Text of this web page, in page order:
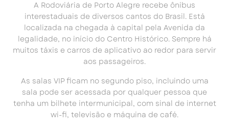
A Rodoviária de Porto Alegre recebe ônibus
interestaduais de diversos cantos do Brasil. Está
localizada na chegada à capital pela Avenida da
legalidade, no início do Centro Histórico. Sempre há
muitos táxis e carros de aplicativo ao redor para servir
aos passageiros.
As salas VIP ficam no segundo piso, incluindo uma
sala pode ser acessada por qualquer pessoa que
tenha um bilhete intermunicipal, com sinal de internet
wi-fi, televisão e máquina de café.